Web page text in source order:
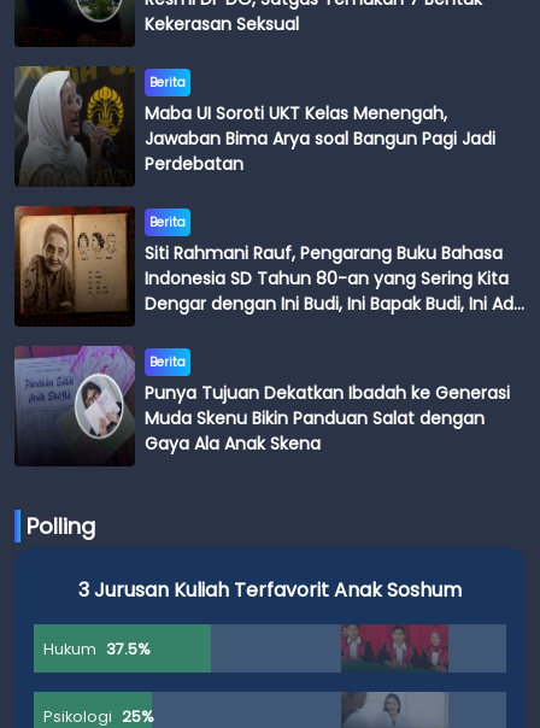
Kekerasan Seksual
Berita
Maba UI Soroti UKT Kelas Menengah,
Jawaban Bima Arya soal Bangun Pagi Jadi
Perdebatan
Berita
Siti Rahmani Rauf, Pengarang Buku Bahasa
Indonesia SD Tahun 80-an yang Sering Kita
Dengar dengan Ini Budi, Ini Bapak Budi, Ini Adik
Berita
Punya Tujuan Dekatkan Ibadah ke Generasi
Muda Skenu Bikin Panduan Salat dengan
Gaya Ala Anak Skena
Polling
3 Jurusan Kuliah Terfavorit Anak Soshum
Hukum 37.5%
Psikologi 25%